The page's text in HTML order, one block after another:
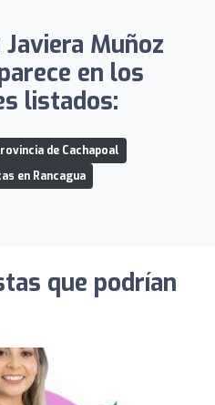
Muñoz
en los
listados:
de Cachapoal
en Rancagua
que podrían